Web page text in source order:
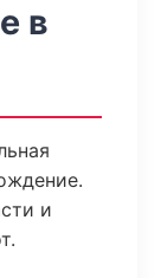
в
и